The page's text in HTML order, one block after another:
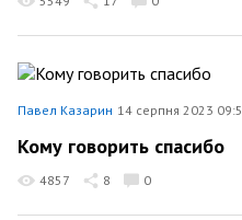
Павел Казарин 14 серпня 2023
Кому говорить спасибо
4857 8 0